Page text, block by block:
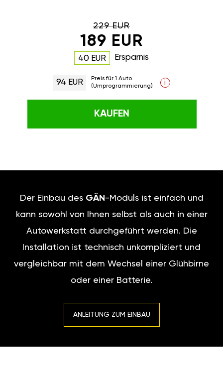
229 EUR
189 EUR
40 EUR Ersparnis
94 EUR
Preis für 1 Auto
(Umprogrammierung)
i
KAUFEN
Der Einbau des GÄN -Moduls ist einfach und
kann sowohl von Ihnen selbst als auch in einer
Autowerkstatt durchgeführt werden. Die
Installation ist technisch unkompliziert und
vergleichbar mit dem Wechsel einer Glühbirne
oder einer Batterie.
ANLEITUNG ZUM EINBAU